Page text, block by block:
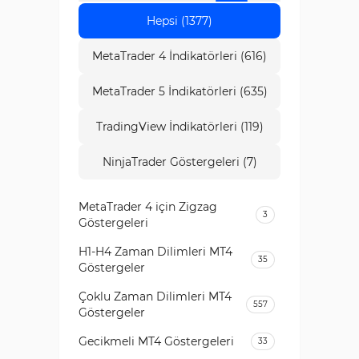
Hepsi (1377)
MetaTrader 4 İndikatörleri (616)
MetaTrader 5 İndikatörleri (635)
TradingView İndikatörleri (119)
NinjaTrader Göstergeleri (7)
MetaTrader 4 için Zigzag
Göstergeleri
3
H1-H4 Zaman Dilimleri MT4
Göstergeler
35
Çoklu Zaman Dilimleri MT4
Göstergeler
557
Gecikmeli MT4 Göstergeleri 33